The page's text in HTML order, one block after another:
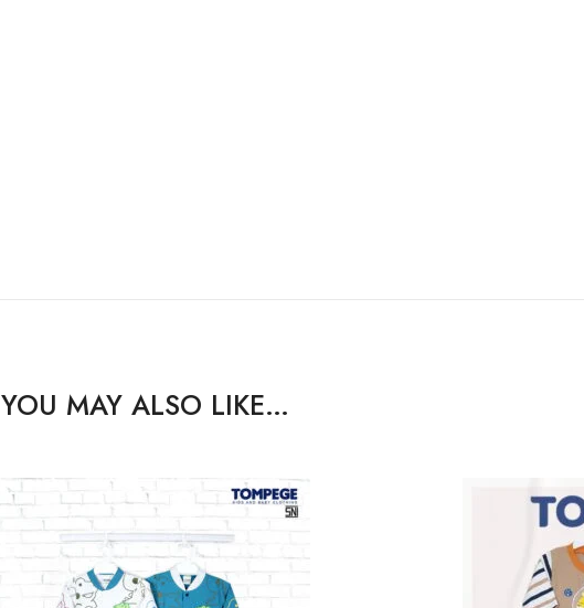
YOU MAY ALSO LIKE…